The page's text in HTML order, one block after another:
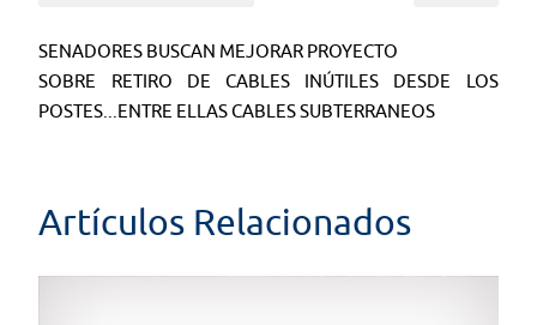
SENADORES BUSCAN MEJORAR PROYECTO
SOBRE RETIRO DE CABLES INÚTILES DESDE LOS
POSTES...ENTRE ELLAS CABLES SUBTERRANEOS
Artículos Relacionados